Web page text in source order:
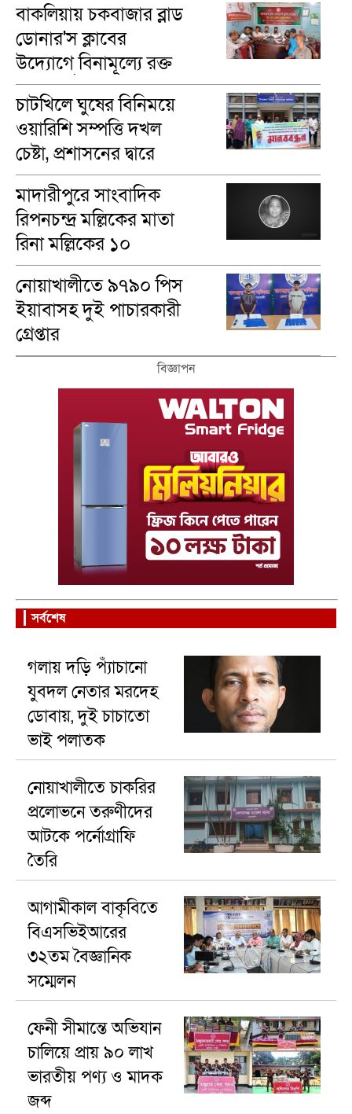
বাকলিয়ায় চকবাজার ব্লাড
ডোনার'স ক্লাবের
উদ্যোগে বিনামূল্যে রক্ত
গ্রুপ নির্ণয়
চাটখিলে ঘুষের বিনিময়ে
ওয়ারিশি সম্পত্তি দখল
চেষ্টা, প্রশাসনের দ্বারে
ভুক্তভোগীরা
মাদারীপু‌রে সাংবাদিক
রিপনচন্দ্র মল্লিকের মাতা
রিনা মল্লি‌কের ১০
মৃত‌্যুবা‌র্ষিকী পালন
নোয়াখালীতে ৯৭৯০ পিস
ইয়াবাসহ দুই পাচারকারী
গ্রেপ্তার
বিজ্ঞাপন
সর্বশেষ
গলায় দড়ি প্যাঁচানো
যুবদল নেতার মরদেহ
ডোবায়, দুই চাচাতো
ভাই পলাতক
নোয়াখালীতে চাকরির
প্রলোভনে তরুণীদের
আটকে পর্নোগ্রাফি
তৈরি
আগামীকাল বাকৃবিতে
বিএসভিইআরের
৩২তম বৈজ্ঞানিক
সম্মেলন
ফেনী সীমান্তে অভিযান
চালিয়ে প্রায় ৯০ লাখ
ভারতীয় পণ্য ও মাদক
জব্দ